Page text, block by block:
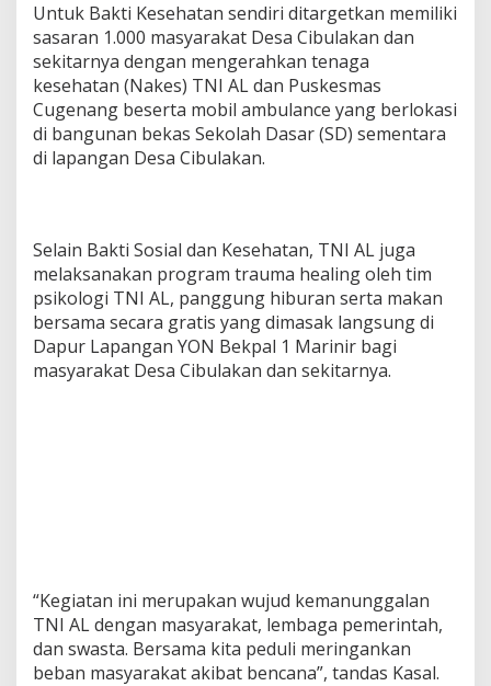
Untuk Bakti Kesehatan sendiri ditargetkan memiliki
sasaran 1.000 masyarakat Desa Cibulakan dan
sekitarnya dengan mengerahkan tenaga
kesehatan (Nakes) TNI AL dan Puskesmas
Cugenang beserta mobil ambulance yang berlokasi
di bangunan bekas Sekolah Dasar (SD) sementara
di lapangan Desa Cibulakan.
Selain Bakti Sosial dan Kesehatan, TNI AL juga
melaksanakan program trauma healing oleh tim
psikologi TNI AL, panggung hiburan serta makan
bersama secara gratis yang dimasak langsung di
Dapur Lapangan YON Bekpal 1 Marinir bagi
masyarakat Desa Cibulakan dan sekitarnya.
“Kegiatan ini merupakan wujud kemanunggalan
TNI AL dengan masyarakat, lembaga pemerintah,
dan swasta. Bersama kita peduli meringankan
beban masyarakat akibat bencana”, tandas Kasal.